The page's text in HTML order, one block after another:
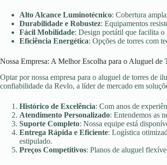
Alto Alcance Luminotécnico: Cobertura
Durabilidade e Robustez: Equipamentos
Fácil Mobilidade: Design portátil que facilita o
Eficiência Energética: Opções de torres com
Nossa Empresa: A Melhor Escolha para o Aluguel de
Optar por nossa empresa para o aluguel de torres de
confiabilidade da Revlo, a líder de mercado em
Histórico de Excelência: Com anos de
Atendimento Personalizado: Entendemos as
Suporte Completo: Nossa equipe está
Entrega Rápida e Eficiente: Logística
estipulado.
Preços Competitivos: Planos de aluguel